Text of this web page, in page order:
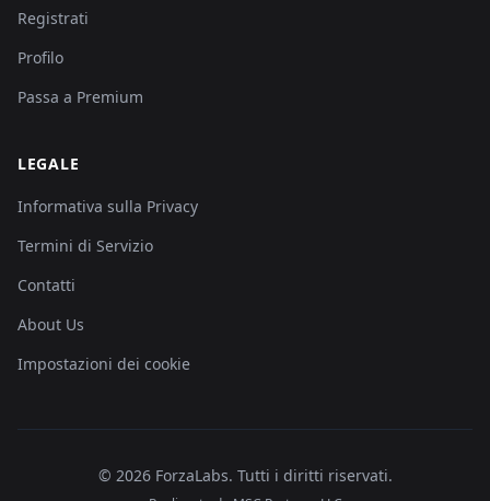
Registrati
Profilo
Passa a Premium
LEGALE
Informativa sulla Privacy
Termini di Servizio
Contatti
About Us
Impostazioni dei cookie
© 2026 ForzaLabs. Tutti i diritti riservati.